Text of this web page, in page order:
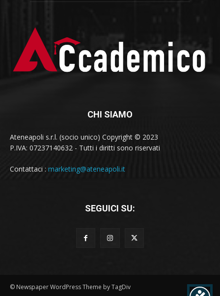
CHI SIAMO
Ateneapoli s.r.l. (socio unico) Copyright © 2023
P.IVA: 07237140632 - Tutti i diritti sono riservati
Contattaci : marketing@ateneapoli.it
SEGUICI SU:
© Newspaper WordPress Theme by TagDiv